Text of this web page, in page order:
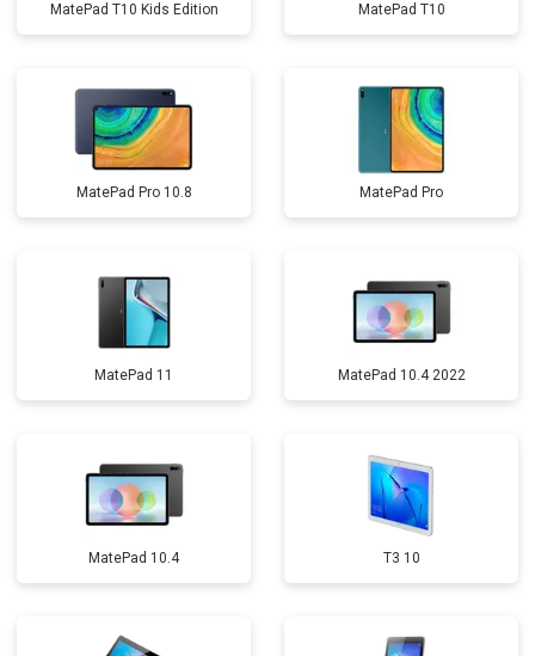
MatePad T10 Kids Edition MatePad T10
MatePad Pro 10.8 MatePad Pro
MatePad 11 MatePad 10.4 2022
MatePad 10.4 T3 10